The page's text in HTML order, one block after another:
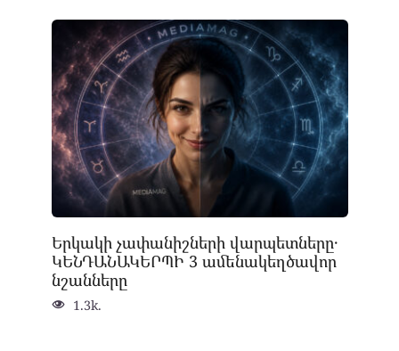
Երկակի չափանիշների վարպետները․
ԿԵՆԴԱՆԱԿԵՐՊԻ 3 ամենակեղծավոր
նշանները
1.3k.